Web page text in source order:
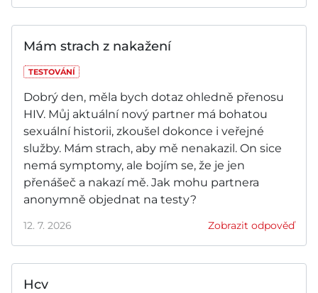
Mám strach z nakažení
TESTOVÁNÍ
Dobrý den, měla bych dotaz ohledně přenosu
HIV. Můj aktuální nový partner má bohatou
sexuální historii, zkoušel dokonce i veřejné
služby. Mám strach, aby mě nenakazil. On sice
nemá symptomy, ale bojím se, že je jen
přenášeč a nakazí mě. Jak mohu partnera
anonymně objednat na testy?
12. 7. 2026 Zobrazit odpověď
Hcv